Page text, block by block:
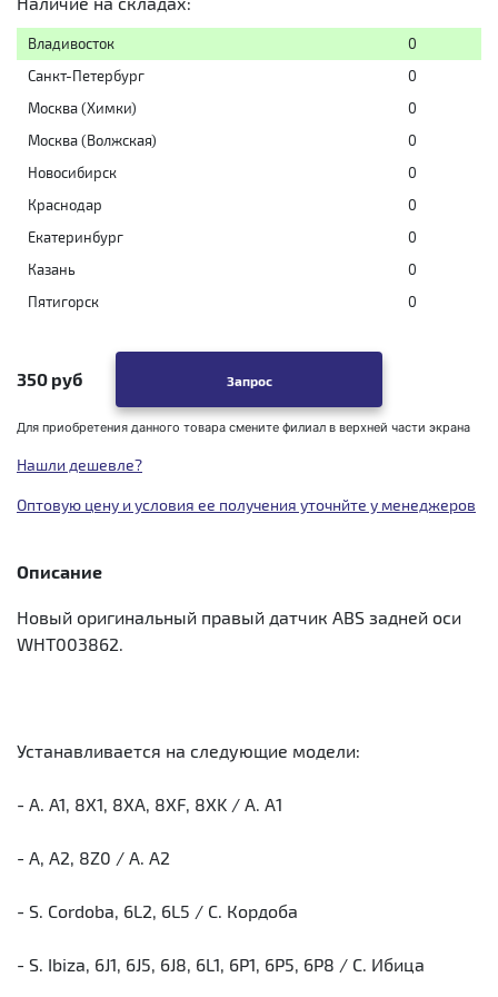
Владивосток
0
Санкт-Петербург
0
Москва (Химки)
0
Москва (Волжская)
0
Новосибирск
0
Краснодар
0
Екатеринбург
0
Казань
0
Пятигорск
0
350 руб Запрос
Для приобретения данного товара смените филиал в верхней части экрана
Нашли дешевле?
Оптовую цену и условия ее получения уточнйте у менеджеров
Описание
Новый оригинальный правый датчик ABS задней оси
WHT003862.
Устанавливается на следующие модели:
- A. A1, 8X1, 8XA, 8XF, 8XK / А. А1
- A, A2, 8Z0 / А. А2
- S. Cordoba, 6L2, 6L5 / С. Кордоба
- S. Ibiza, 6J1, 6J5, 6J8, 6L1, 6P1, 6P5, 6P8 / С. Ибица